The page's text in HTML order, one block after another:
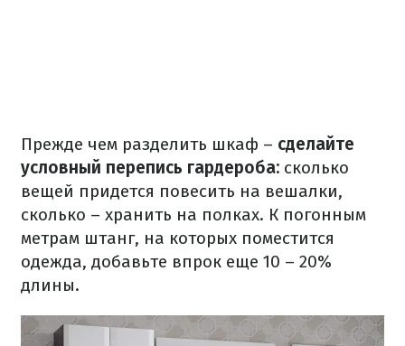
Прежде чем разделить шкаф – сделайте
условный перепись гардероба: сколько
вещей придется повесить на вешалки,
сколько – хранить на полках. К погонным
метрам штанг, на которых поместится
одежда, добавьте впрок еще 10 – 20%
длины.